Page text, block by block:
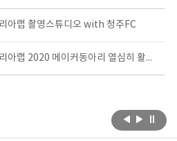
아랩 촬영스튜디오 with 청주FC
충북콘텐츠코리아랩 2020 메이커동아리 열심히 활동중 #사고다발지역 #포토존